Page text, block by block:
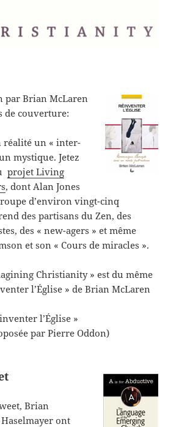
par Brian McLaren
de couverture:
réalité un « inter-
mystique. Jetez
projet Living
, dont Alan Jones
d’environ vingt-cinq
des partisans du Zen, des
des « new-agers » et même
et son « Cours de miracles ».
Christianity » est du même
l’Église » de Brian McLaren
l’Église »
par Pierre Oddon)
Brian
ont